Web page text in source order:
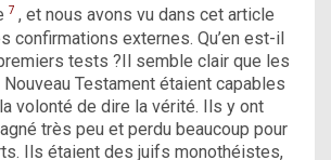
7 , et nous avons vu dans cet article
confirmations externes. Qu’en est-il
tests ?Il semble clair que les
Testament étaient capables
volonté de dire la vérité. Ils y ont
très peu et perdu beaucoup pour
Ils étaient des juifs monothéistes,